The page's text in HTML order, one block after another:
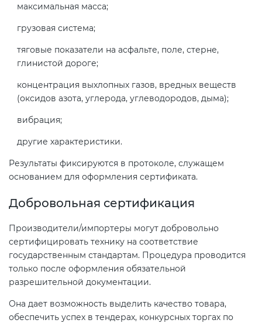
максимальная масса;
грузовая система;
тяговые показатели на асфальте, поле, стерне,
глинистой дороге;
концентрация выхлопных газов, вредных веществ
(оксидов азота, углерода, углеводородов, дыма);
вибрация;
другие характеристики.
Результаты фиксируются в протоколе, служащем
основанием для оформления сертификата.
Добровольная сертификация
Производители/импортеры могут добровольно
сертифицировать технику на соответствие
государственным стандартам. Процедура проводится
только после оформления обязательной
разрешительной документации.
Она дает возможность выделить качество товара,
обеспечить успех в тендерах, конкурсных торгах по